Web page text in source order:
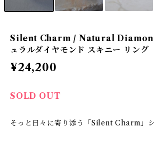
Silent Charm / Natural
ュラルダイヤモンド スキニー リング
¥24,200
SOLD OUT
そっと日々に寄り添う「Silent Charm」